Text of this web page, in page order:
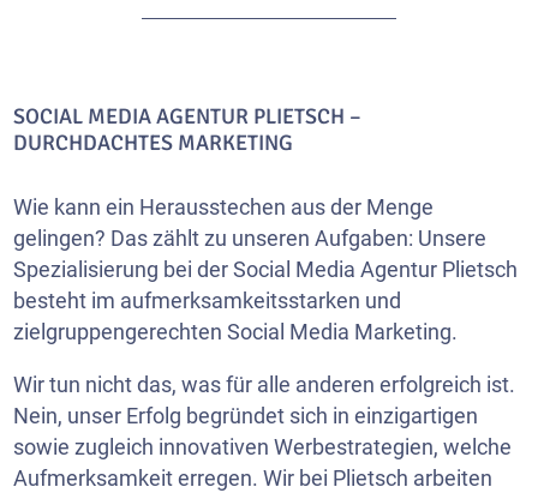
SOCIAL MEDIA AGENTUR PLIETSCH –
DURCHDACHTES MARKETING
Wie kann ein Herausstechen aus der Menge
gelingen? Das zählt zu unseren Aufgaben: Unsere
Spezialisierung bei der Social Media Agentur Plietsch
besteht im aufmerksamkeitsstarken und
zielgruppengerechten Social Media Marketing.
Wir tun nicht das, was für alle anderen erfolgreich ist.
Nein, unser Erfolg begründet sich in einzigartigen
sowie zugleich innovativen Werbestrategien, welche
Aufmerksamkeit erregen. Wir bei Plietsch arbeiten